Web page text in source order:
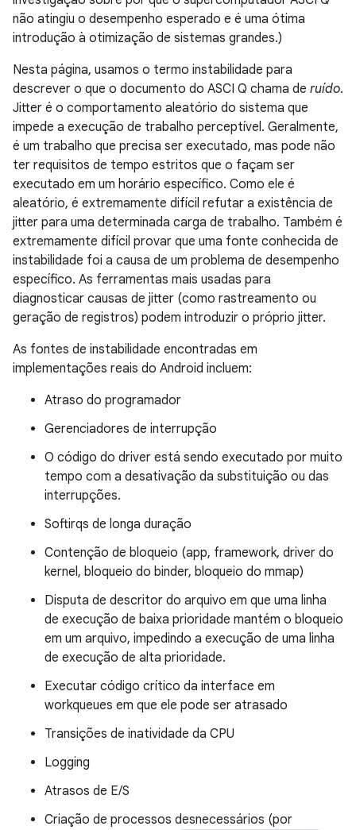
não atingiu o desempenho esperado e é uma ótima
introdução à otimização de sistemas grandes.)
Nesta página, usamos o termo instabilidade para
descrever o que o documento do ASCI Q chama de ruído.
Jitter é o comportamento aleatório do sistema que
impede a execução de trabalho perceptível. Geralmente,
é um trabalho que precisa ser executado, mas pode não
ter requisitos de tempo estritos que o façam ser
executado em um horário específico. Como ele é
aleatório, é extremamente difícil refutar a existência de
jitter para uma determinada carga de trabalho. Também é
extremamente difícil provar que uma fonte conhecida de
instabilidade foi a causa de um problema de desempenho
específico. As ferramentas mais usadas para
diagnosticar causas de jitter (como rastreamento ou
geração de registros) podem introduzir o próprio jitter.
As fontes de instabilidade encontradas em
implementações reais do Android incluem:
Atraso do programador
Gerenciadores de interrupção
O código do driver está sendo executado por muito
tempo com a desativação da substituição ou das
interrupções.
Softirqs de longa duração
Contenção de bloqueio (app, framework, driver do
kernel, bloqueio do binder, bloqueio do mmap)
Disputa de descritor do arquivo em que uma linha
de execução de baixa prioridade mantém o bloqueio
em um arquivo, impedindo a execução de uma linha
de execução de alta prioridade.
Executar código crítico da interface em
workqueues em que ele pode ser atrasado
Transições de inatividade da CPU
Logging
Atrasos de E/S
Criação de processos desnecessários (por